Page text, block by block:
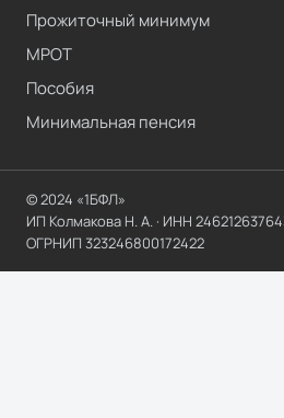
Прожиточный минимум
МРОТ
Пособия
Минимальная пенсия
© 2024 «1БФЛ»
ИП Колмакова Н. А. · ИНН
ОГРНИП 323246800172422